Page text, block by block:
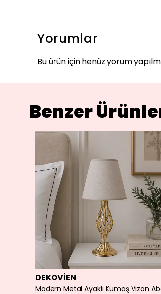
Yorumlar
Bu ürün için henüz yorum
Benzer
DEKOVİEN
Modern Metal Ayaklı Kumaş Vizon